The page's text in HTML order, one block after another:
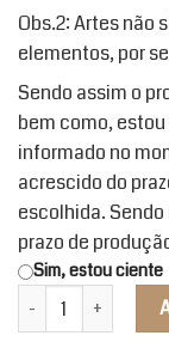
Obs.2: Artes não
elementos, por
Sendo assim o
bem como,
informado no
acrescido do
escolhida.
prazo de
Sim, estou ciente
Agenda Slim